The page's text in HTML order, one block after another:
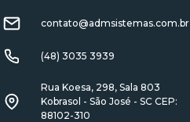
contato@admsistemas.com.br
(48) 3035 3939
Rua Koesa, 298, Sala 803
Kobrasol - São José - SC CEP:
88102-310